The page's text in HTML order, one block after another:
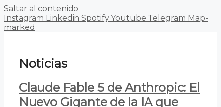
Saltar al contenido
Instagram Linkedin Spotify Youtube Telegram Map-
marked
Noticias
Claude Fable 5 de Anthropic: El
Nuevo Gigante de la IA que